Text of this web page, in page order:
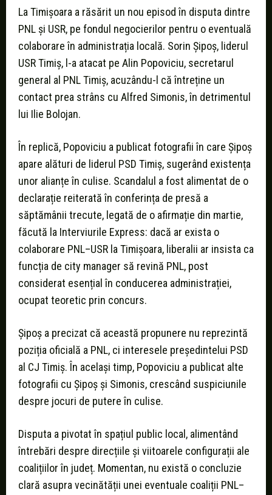
La Timișoara a răsărit un nou episod în disputa dintre
PNL și USR, pe fondul negocierilor pentru o eventuală
colaborare în administrația locală. Sorin Șipoș, liderul
USR Timiș, l-a atacat pe Alin Popoviciu, secretarul
general al PNL Timiș, acuzându-l că întreține un
contact prea strâns cu Alfred Simonis, în detrimentul
lui Ilie Bolojan.
În replică, Popoviciu a publicat fotografii în care Șipoș
apare alături de liderul PSD Timiș, sugerând existența
unor alianțe în culise. Scandalul a fost alimentat de o
declarație reiterată în conferința de presă a
săptămânii trecute, legată de o afirmație din martie,
făcută la Interviurile Express: dacă ar exista o
colaborare PNL–USR la Timișoara, liberalii ar insista ca
funcția de city manager să revină PNL, post
considerat esențial în conducerea administrației,
ocupat teoretic prin concurs.
Șipoș a precizat că această propunere nu reprezintă
poziția oficială a PNL, ci interesele președintelui PSD
al CJ Timiș. În același timp, Popoviciu a publicat alte
fotografii cu Șipoș și Simonis, crescând suspiciunile
despre jocuri de putere în culise.
Disputa a pivotat în spațiul public local, alimentând
întrebări despre direcțiile și viitoarele configurații ale
coalițiilor în județ. Momentan, nu există o concluzie
clară asupra vecinătății unei eventuale coaliții PNL–